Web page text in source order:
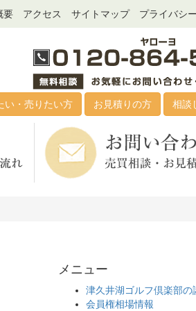
要 アクセス サイトマップ プライバシ
い・売りたい方 お見積りの方 相談
メニュー
津久井湖ゴルフ倶楽部の
会員権相場情報